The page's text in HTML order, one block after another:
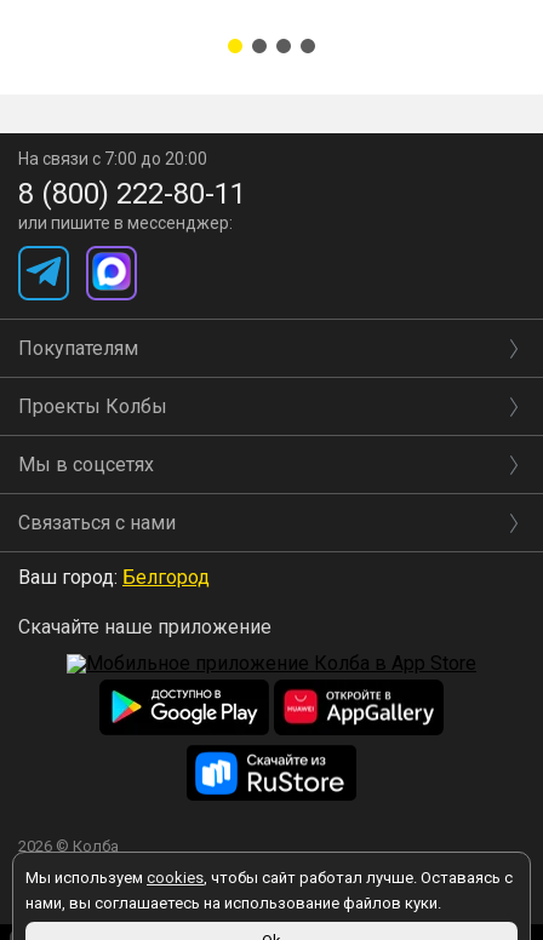
Мы используем cookies, чтобы сайт работал лучше. Оставаясь с
нами, вы соглашаетесь на использование файлов куки.
На связи с 7:00 до 20:00
8 (800) 222-80-11
или пишите в мессенджер:
Покупателям
Проекты Колбы
Мы в соцсетях
Связаться с нами
Ваш город: Белгород
Скачайте наше приложение
2026 © Колба